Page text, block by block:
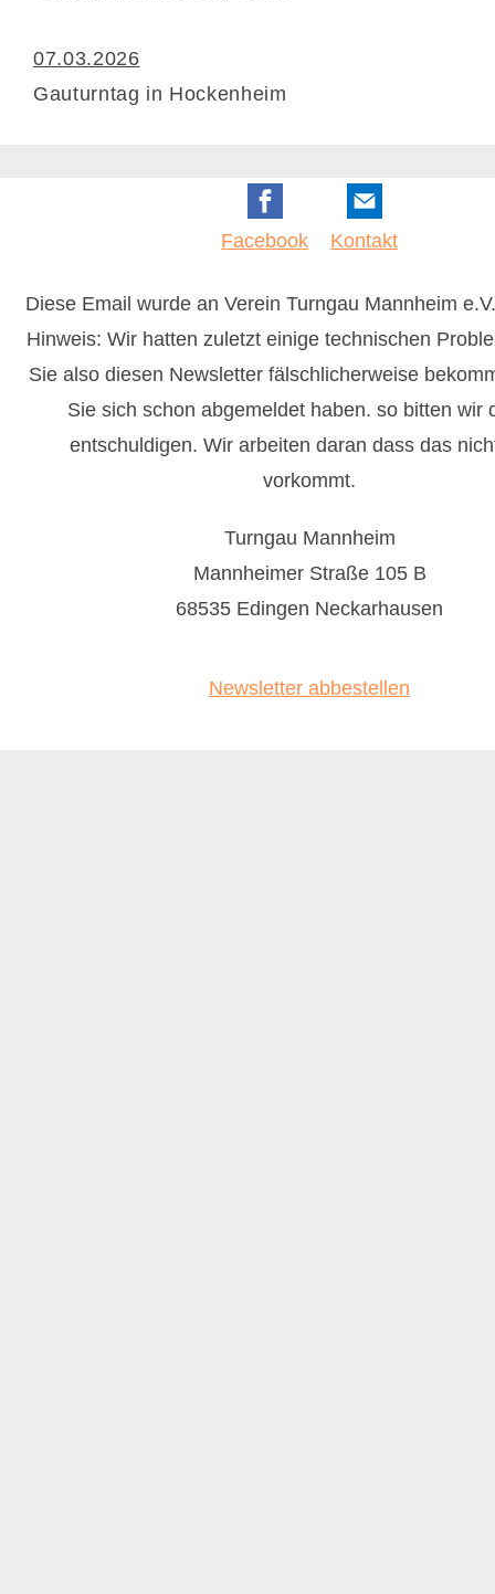
07.03.2026
Gauturntag in Hockenheim
Facebook Kontakt
Diese Email wurde an Verein Turngau Mannheim
Hinweis: Wir hatten zuletzt einige technischen
Sie also diesen Newsletter fälschlicherweise
Sie sich schon abgemeldet haben. so bitten wir
entschuldigen. Wir arbeiten daran dass das
vorkommt.
Turngau Mannheim
Mannheimer Straße 105 B
68535 Edingen Neckarhausen
Newsletter abbestellen